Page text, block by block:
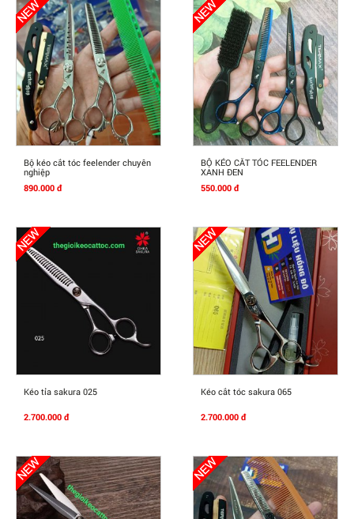
Mua Ngay
Bộ kéo cắt tóc feelender chuyên
nghiệp
890.000 đ
Mua Ngay
BỘ KÉO CẮT TÓC FEELENDER
XANH ĐEN
550.000 đ
Mua Ngay
Kéo tỉa sakura 025
2.700.000 đ
Mua Ngay
Kéo cắt tóc sakura 065
2.700.000 đ